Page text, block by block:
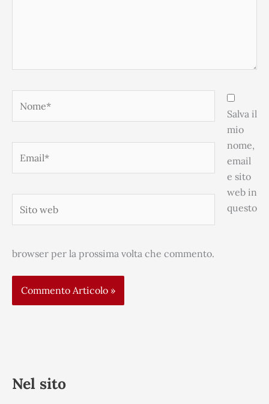
web
Salva il
mio
nome,
email
e sito
web in
questo
browser per la prossima volta che commento.
Nel sito